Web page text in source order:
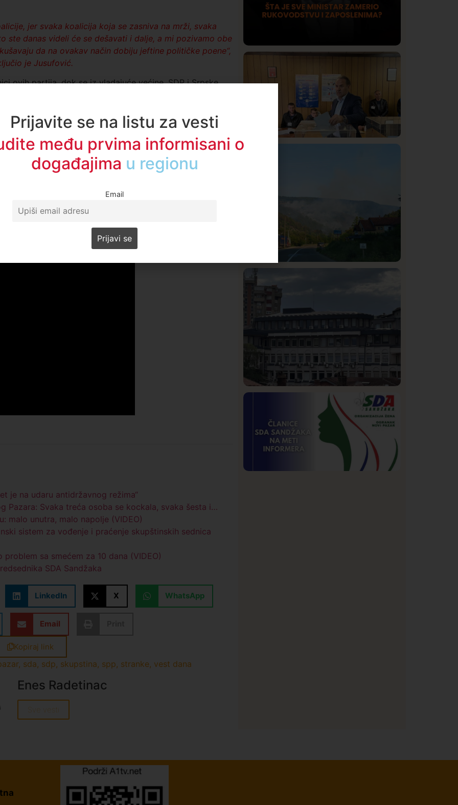
jer svaka koalicija koja se zasniva na mrži, svaka
ste danas videli će se dešavati i dalje, a mi pozivamo obe
da na ovakav način dobiju jeftine političke poene“,
je Jusufović.
ovih partija, dok se iz vladajuće većine, SDP i Srpske
je na udaru antidržavnog režima“
Pazara: Svaka treća osoba se kockala, svaka šesta i…
malo unutra, malo napolje (VIDEO)
sistem za vođenje i praćenje skupštinskih sednica
sa smećem za 10 dana (VIDEO)
SDA Sandžaka
LinkedIn X WhatsApp
Email
Kopiraj link
, sda, sdp, skupstina, spp, stranke, vest dana
Enes Radetinac
Sve vesti
Lončar o Opštoj bolnici u Novom
Pazaru: „Šta glumite? Taksi stanicu?“
Požar od Magliča do Ušća, brda u
plamenu – vatrogasci na terenu
Podignut optužni predlog protiv E.A.
zbog napada u Novom Pazaru,
produžen mu pritvor
Prijavite se na listu za vesti
među prvima informisani o
događajima u regionu
Email